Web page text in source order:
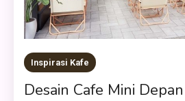
Inspirasi Kafe
Desain Cafe Mini